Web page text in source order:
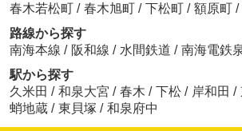
春木若松町 / 春木旭町 / 下松町 / 額原町 /
路線から探す
南海本線 / 阪和線 / 水間鉄道 / 南海電鉄
駅から探す
久米田 / 和泉大宮 / 春木 / 下松 / 岸和田 /
蛸地蔵 / 東貝塚 / 和泉府中